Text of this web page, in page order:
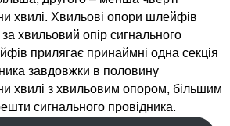
хвилі. Хвильові опори шлейфів
хвильовий опір сигнального
прилягає принаймні одна секція
завдовжки в половину
хвилі з хвильовим опором, більшим
сигнального провідника.